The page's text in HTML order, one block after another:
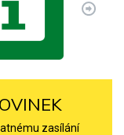
zasílání